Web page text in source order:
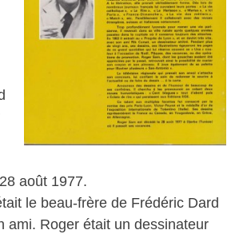
août 1977.
le beau-frère de Frédéric Dard
ami. Roger était un dessinateur